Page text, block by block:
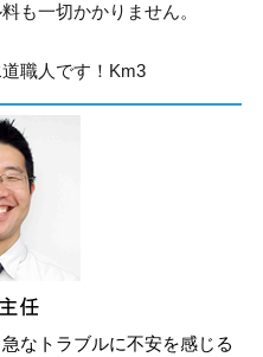
も一切かかりません。
職人です！Km3
なトラブルに不安を感じる